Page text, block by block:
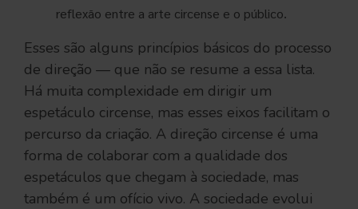
reflexão entre a arte circense e o público.
Esses são alguns princípios básicos do processo
de direção — que não se resume a essa lista.
Há muita complexidade em dirigir um
espetáculo circense, mas esses eixos facilitam o
percurso da criação. A direção circense é uma
forma de colaborar com a qualidade dos
espetáculos que chegam à sociedade, mas
também é um ofício vivo. A sociedade evolui